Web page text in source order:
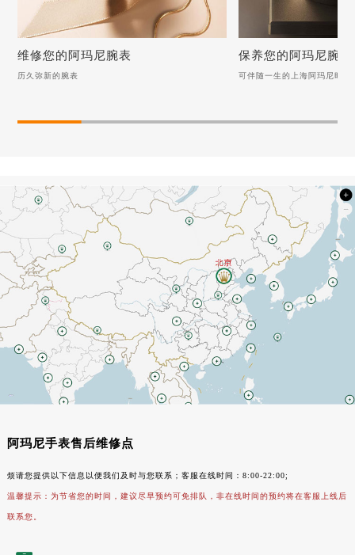
历久弥新的腕表
阿玛尼手表表蒙上有雾气的快速解决方法
阿玛尼手表如何恢复正常走时（走时异常怎么办）
阿玛尼手表进灰生锈如何处理？（手表维修）
维修您的阿玛尼腕表
历久弥新的腕表
预防阿玛尼手表手表圈口
阿玛尼陶瓷表表盘材质是
保养您的阿玛尼腕表
可伴随一生的上海阿玛尼时计
阿玛尼手表售后维修点
烦请您提供以下信息以便我们及时与您联系；客服在线时间：8:00-22:00;
温馨提示：为节省您的时间，建议尽早预约可免排队，非在线时间的预约将在客服上线后
联系您。